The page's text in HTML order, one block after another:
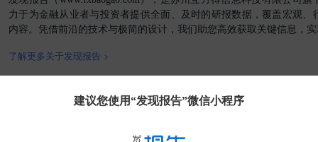
力于为金融从业者与投资者提供全面、及时的研报数据，覆盖宏观、
内容。凭借前沿的技术与极简的设计，我们助您高效获取关键信息，
了解更多关于发现报告 >
客户端
建议您使用“发现报告”微信小程序
小程序
APP